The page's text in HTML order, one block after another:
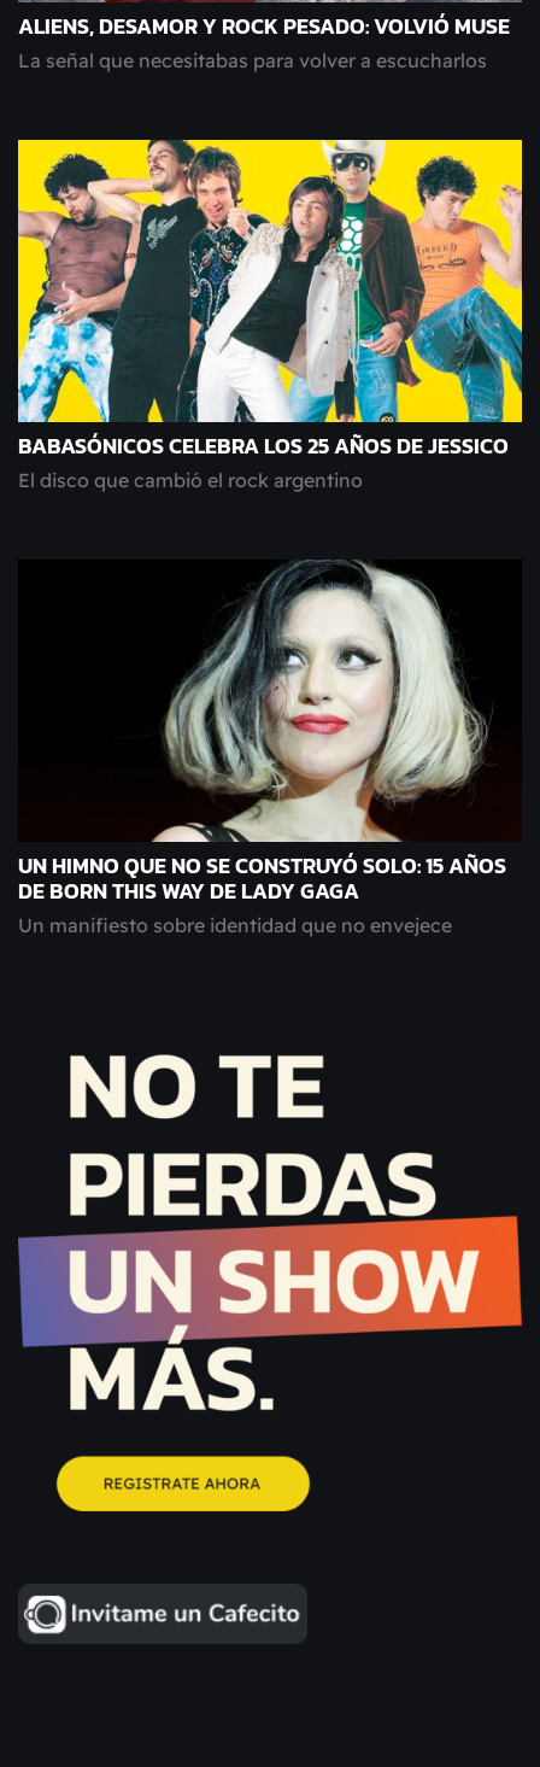
ALIENS, DESAMOR Y ROCK PESADO: VOLVIÓ MUSE
La señal que necesitabas para volver a escucharlos
BABASÓNICOS CELEBRA LOS 25 AÑOS DE JESSICO
El disco que cambió el rock argentino
UN HIMNO QUE NO SE CONSTRUYÓ SOLO: 15 AÑOS
DE BORN THIS WAY DE LADY GAGA
Un manifiesto sobre identidad que no envejece